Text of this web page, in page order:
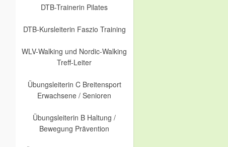
DTB-Trainerin Pilates
DTB-Kursleiterin Faszio Training
WLV-Walking und Nordic-Walking
Treff-Leiter
Übungsleiterin C Breitensport
Erwachsene / Senioren
Übungsleiterin B Haltung /
Bewegung Prävention